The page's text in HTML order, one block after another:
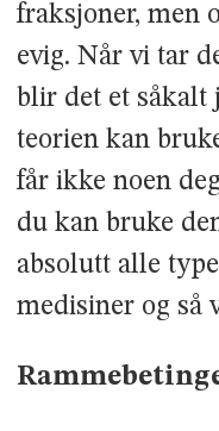
fraksjoner, men
evig. Når vi tar
blir det et
teorien kan
får ikke noen
du kan bruke
absolutt alle
medisiner og så